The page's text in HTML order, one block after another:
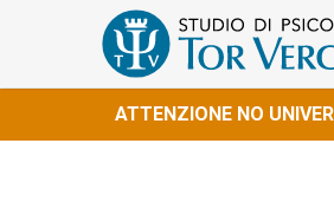
ATTENZIONE NO